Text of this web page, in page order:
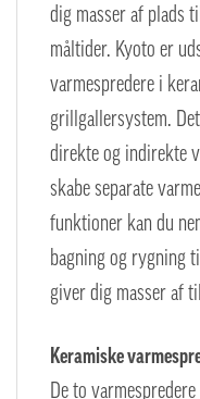
dig masser af plads
måltider. Kyoto er
varmespredere i
grillgallersystem.
direkte og indirekte
skabe separate
funktioner kan du
bagning og rygning
giver dig masser af
Keramiske
De to